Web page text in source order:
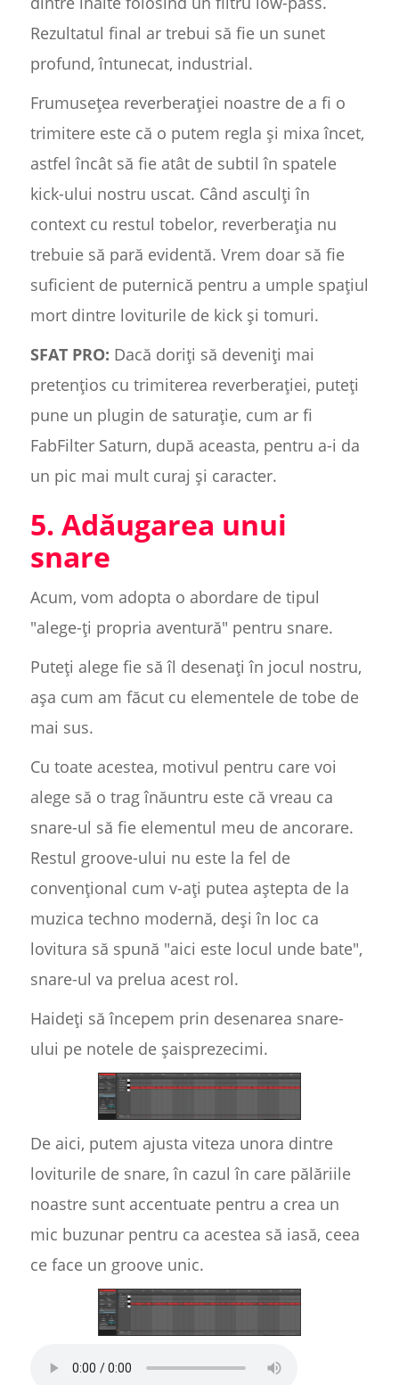
Rezultatul final ar trebui să fie un sunet
profund, întunecat, industrial.
Frumusețea reverberației noastre de a fi o
trimitere este că o putem regla și mixa încet,
astfel încât să fie atât de subtil în spatele
kick-ului nostru uscat. Când asculți în
context cu restul tobelor, reverberația nu
trebuie să pară evidentă. Vrem doar să fie
suficient de puternică pentru a umple spațiul
mort dintre loviturile de kick și tomuri.
SFAT PRO: Dacă doriți să deveniți mai
pretențios cu trimiterea reverberației, puteți
pune un plugin de saturație, cum ar fi
FabFilter Saturn, după aceasta, pentru a-i da
un pic mai mult curaj și caracter.
5. Adăugarea unui
snare
Acum, vom adopta o abordare de tipul
"alege-ți propria aventură" pentru snare.
Puteți alege fie să îl desenați în jocul nostru,
așa cum am făcut cu elementele de tobe de
mai sus.
Cu toate acestea, motivul pentru care voi
alege să o trag înăuntru este că vreau ca
snare-ul să fie elementul meu de ancorare.
Restul groove-ului nu este la fel de
convențional cum v-ați putea aștepta de la
muzica techno modernă, deși în loc ca
lovitura să spună "aici este locul unde bate",
snare-ul va prelua acest rol.
Haideți să începem prin desenarea snare-
ului pe notele de șaisprezecimi.
De aici, putem ajusta viteza unora dintre
loviturile de snare, în cazul în care pălăriile
noastre sunt accentuate pentru a crea un
mic buzunar pentru ca acestea să iasă, ceea
ce face un groove unic.